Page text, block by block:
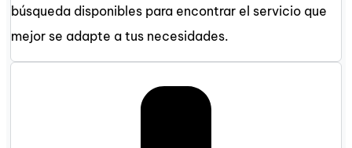
búsqueda disponibles para encontrar el servicio que
mejor se adapte a tus necesidades.